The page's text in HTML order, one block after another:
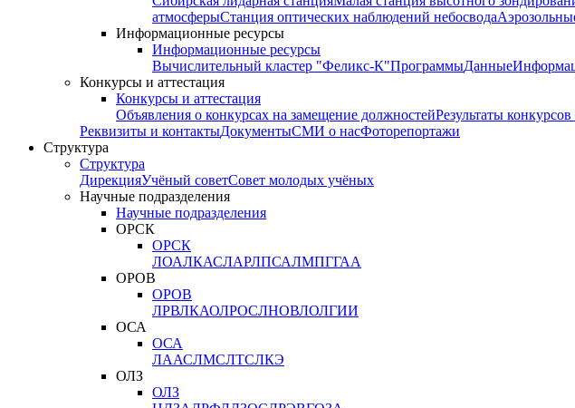
атмосферыСтанция оптических наблюдений небосвода
Информационные ресурсы
Информационные ресурсы
Вычислительный кластер "Феликс-К"ПрограммыДанные
Конкурсы и аттестация
Конкурсы и аттестация
Объявления о конкурсах на замещение должностейРезультаты
Реквизиты и контактыДокументыСМИ о насФоторепортажи
Структура
Структура
ДирекцияУчёный советСовет молодых учёных
Научные подразделения
Научные подразделения
ОРСК
ОРСК
ЛОАЛКАСЛАРЛПСАЛМПГГАА
ОРОВ
ОРОВ
ЛРВЛКАОЛРОСЛНОВЛОЛГИИ
ОСА
ОСА
ЛААСЛМСЛТСЛКЭ
ОЛЗ
ОЛЗ